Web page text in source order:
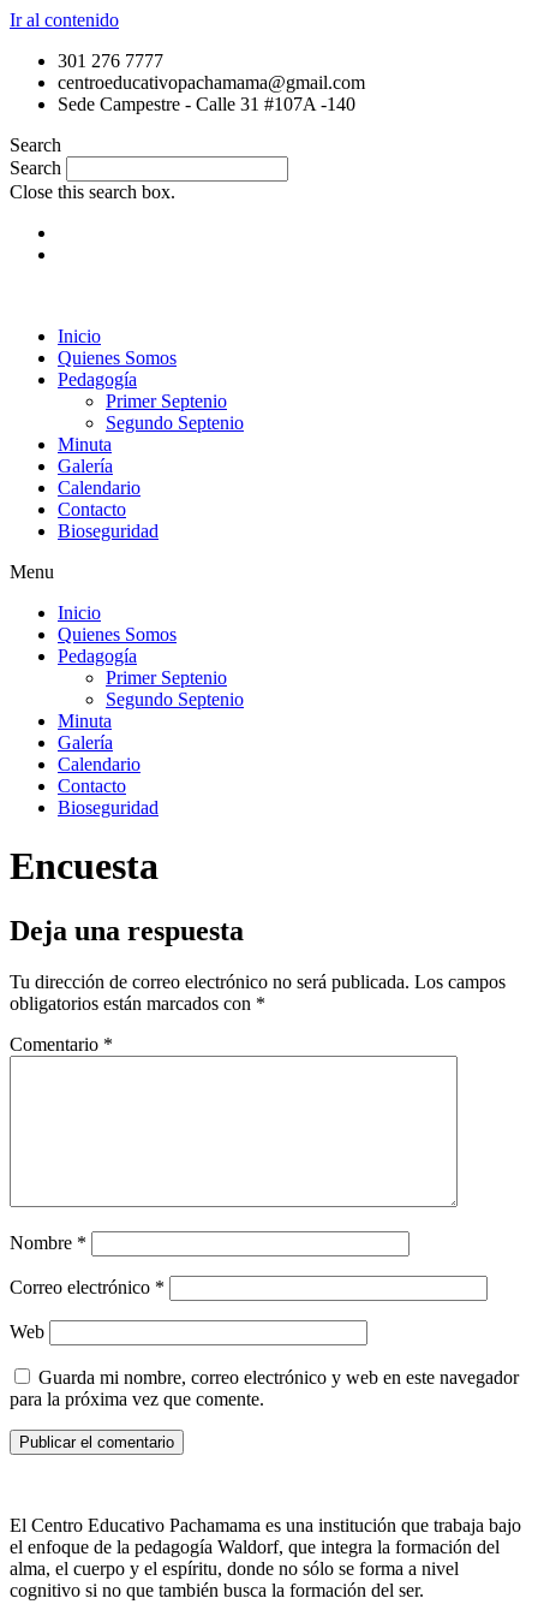
Ir al contenido
301 276 7777
centroeducativopachamama@gmail.com
Sede Campestre - Calle 31 #107A -140
Search
Search
Close this search box.
Inicio
Quienes Somos
Pedagogía
Primer Septenio
Segundo Septenio
Minuta
Galería
Calendario
Contacto
Bioseguridad
Menu
Inicio
Quienes Somos
Pedagogía
Primer Septenio
Segundo Septenio
Minuta
Galería
Calendario
Contacto
Bioseguridad
Encuesta
Deja una respuesta
Tu dirección de correo electrónico no será publicada. Los campos
obligatorios están marcados con *
Comentario *
Nombre *
Correo electrónico *
Web
Guarda mi nombre, correo electrónico y web en este navegador
para la próxima vez que comente.
El Centro Educativo Pachamama es una institución que trabaja bajo
el enfoque de la pedagogía Waldorf, que integra la formación del
alma, el cuerpo y el espíritu, donde no sólo se forma a nivel
cognitivo si no que también busca la formación del ser.